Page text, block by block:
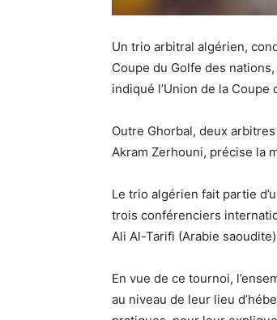
Un trio arbitral algérien,
Coupe du Golfe des
indiqué l’Union de la
Outre Ghorbal, deux
Akram Zerhouni, précise la
Le trio algérien fait partie
trois conférenciers
Ali Al-Tarifi (Arabie
En vue de ce tournoi,
au niveau de leur lieu